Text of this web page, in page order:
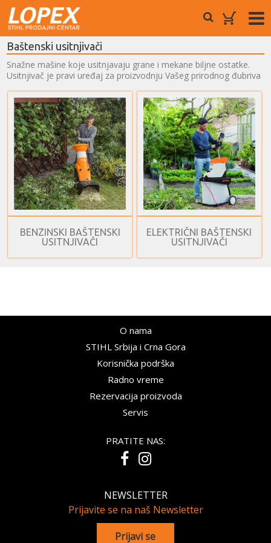
Baštenski usitnjivači
Snažne mašine koje usitnjavaju grane i mekane biljne ostatke.
Usitnjivač je pravi uređaj za proizvodnju Vašeg prirodnog đubriva
BENZINSKI BAŠTENSKI
USITNJIVAČI
ELEKTRIČNI BAŠTENSKI
USITNJIVAČI
O nama
STIHL Srbija i Crna Gora
Korisnička podrška
Radno vreme
Rezervacija proizvoda
Servis
PRATITE NAS:
NEWSLETTER
Prijavite se na naš Newsletter